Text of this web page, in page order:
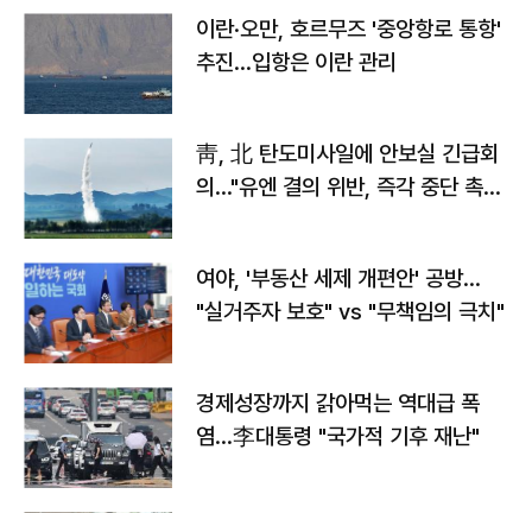
이란·오만, 호르무즈 '중앙항로 통항'
추진…입항은 이란 관리
靑, 北 탄도미사일에 안보실 긴급회
의…"유엔 결의 위반, 즉각 중단 촉
여야, '부동산 세제 개편안' 공방…
"실거주자 보호" vs "무책임의 극치"
경제성장까지 갉아먹는 역대급 폭
염…李대통령 "국가적 기후 재난"